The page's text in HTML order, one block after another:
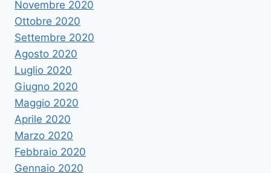
Novembre 2020
Ottobre 2020
Settembre 2020
Agosto 2020
Luglio 2020
Giugno 2020
Maggio 2020
Aprile 2020
Marzo 2020
Febbraio 2020
Gennaio 2020